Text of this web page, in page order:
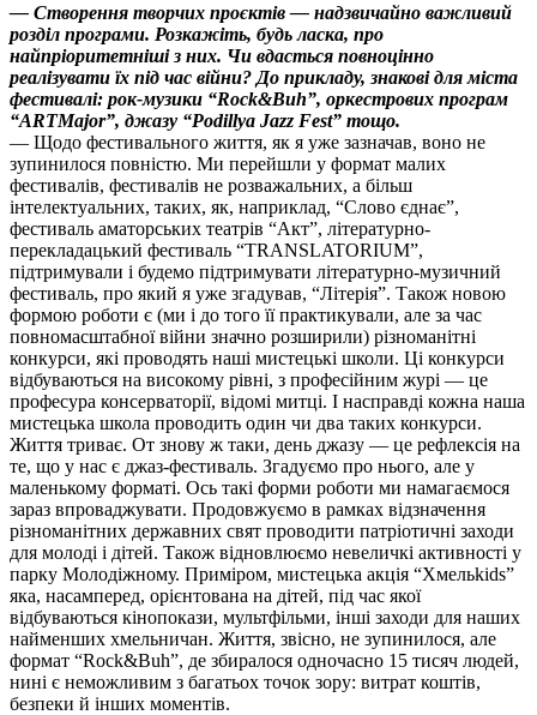
— Створення творчих проєктів — надзвичайно важливий
розділ програми. Розкажіть, будь ласка, про
найпріоритетніші з них. Чи вдасться повноцінно
реалізувати їх під час війни? До прикладу, знакові для міста
фестивалі: рок-музики “Rock&Buh”, оркестрових програм
“ARTMajor”, джазу “Podillya Jazz Fest” тощо.
— Щодо фестивального життя, як я уже зазначав, воно не
зупинилося повністю. Ми перейшли у формат малих
фестивалів, фестивалів не розважальних, а більш
інтелектуальних, таких, як, наприклад, “Слово єднає”,
фестиваль аматорських театрів “Акт”, літературно-
перекладацький фестиваль “TRANSLATORIUM”,
підтримували і будемо підтримувати літературно-музичний
фестиваль, про який я уже згадував, “Літерія”. Також новою
формою роботи є (ми і до того її практикували, але за час
повномасштабної війни значно розширили) різноманітні
конкурси, які проводять наші мистецькі школи. Ці конкурси
відбуваються на високому рівні, з професійним журі — це
професура консерваторії, відомі митці. І насправді кожна наша
мистецька школа проводить один чи два таких конкурси.
Життя триває. От знову ж таки, день джазу — це рефлексія на
те, що у нас є джаз-фестиваль. Згадуємо про нього, але у
маленькому форматі. Ось такі форми роботи ми намагаємося
зараз впроваджувати. Продовжуємо в рамках відзначення
різноманітних державних свят проводити патріотичні заходи
для молоді і дітей. Також відновлюємо невеличкі активності у
парку Молодіжному. Приміром, мистецька акція “Хмельkids”
яка, насамперед, орієнтована на дітей, під час якої
відбуваються кінопокази, мультфільми, інші заходи для наших
найменших хмельничан. Життя, звісно, не зупинилося, але
формат “Rock&Buh”, де збиралося одночасно 15 тисяч людей,
нині є неможливим з багатьох точок зору: витрат коштів,
безпеки й інших моментів.